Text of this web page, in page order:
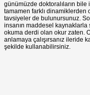
günümüzde doktoralıların bile
tamamen farklı dinamiklerden
tavsiyeler de bulunursunuz.
insanın maddesel kaynaklarla
okuma derdi olan okur zaten.
anlamaya çalışırsanız ileride
şekilde kullanabilirsiniz.